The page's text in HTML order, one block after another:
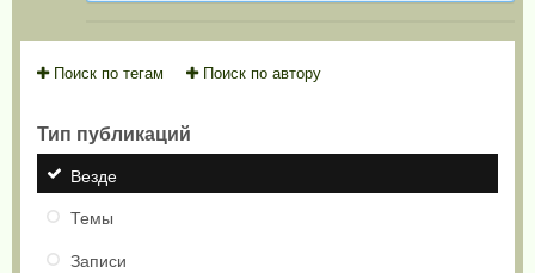
Поиск по тегам Поиск по автору
Тип публикаций
Везде
Темы
Записи